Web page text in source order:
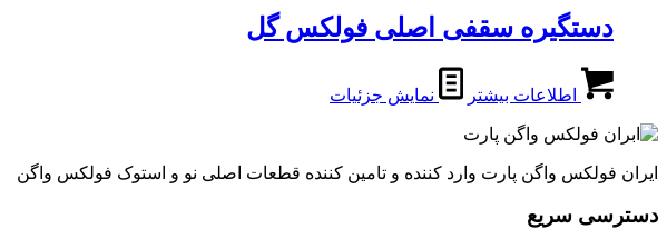
دستگیره سقفی اصلی فولکس گل
اطلاعات بیشتر نمایش جزئیات
ایران فولکس واگن پارت وارد کننده و تامین کننده قطعات اصلی نو و استوک فولکس واگن
دسترسی سریع